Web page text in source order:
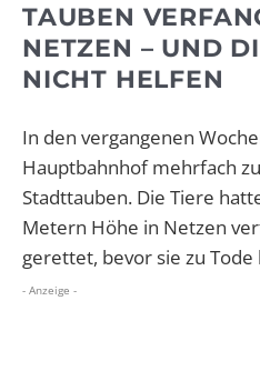
TAUBEN
NETZEN – UND
NICHT HELFEN
In den vergangenen
Hauptbahnhof mehrfach
Stadttauben. Die Tiere
Metern Höhe in Netzen
gerettet, bevor sie zu Tode
- Anzeige -